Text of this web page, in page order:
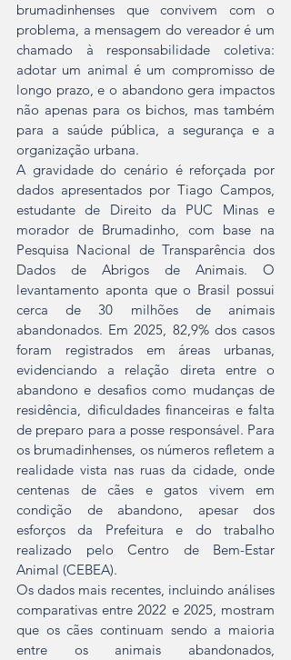
brumadinhenses que convivem com o
problema, a mensagem do vereador é um
chamado à responsabilidade coletiva:
adotar um animal é um compromisso de
longo prazo, e o abandono gera impactos
não apenas para os bichos, mas também
para a saúde pública, a segurança e a
organização urbana.
A gravidade do cenário é reforçada por
dados apresentados por Tiago Campos,
estudante de Direito da PUC Minas e
morador de Brumadinho, com base na
Pesquisa Nacional de Transparência dos
Dados de Abrigos de Animais. O
levantamento aponta que o Brasil possui
cerca de 30 milhões de animais
abandonados. Em 2025, 82,9% dos casos
foram registrados em áreas urbanas,
evidenciando a relação direta entre o
abandono e desafios como mudanças de
residência, dificuldades financeiras e falta
de preparo para a posse responsável. Para
os brumadinhenses, os números refletem a
realidade vista nas ruas da cidade, onde
centenas de cães e gatos vivem em
condição de abandono, apesar dos
esforços da Prefeitura e do trabalho
realizado pelo Centro de Bem-Estar
Animal (CEBEA).
Os dados mais recentes, incluindo análises
comparativas entre 2022 e 2025, mostram
que os cães continuam sendo a maioria
entre os animais abandonados,